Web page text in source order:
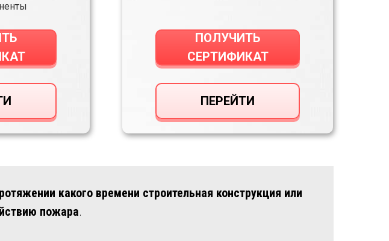
ПОЛУЧИТЬ
СЕРТИФИКАТ
ПЕРЕЙТИ
какого времени строительная конструкция или
пожара.